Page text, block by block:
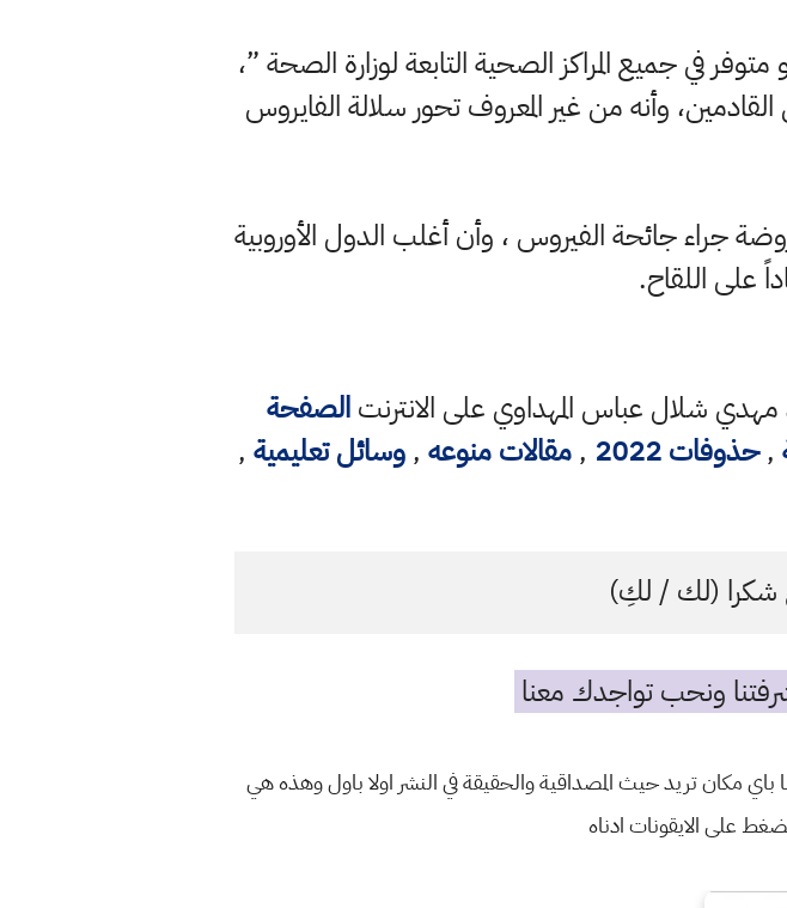
في جميع المراكز الصحية التابعة لوزارة الصحة ”،
وأنه من غير المعروف تحور سلالة الفايروس
جراء جائحة الفيروس ، وأن أغلب الدول الأوروبية
على اللقاح.
شلال عباس المهداوي على الانترنتالصفحة
,حذوفات 2022 ,مقالات منوعه ,وسائل تعليمية ,
شكرا (لك / لكِ)
ونحب تواجدك معنا
باي مكان تريد حيث المصداقية والحقيقة في النشر اولا باول وهذه هي
على الايقونات ادناه